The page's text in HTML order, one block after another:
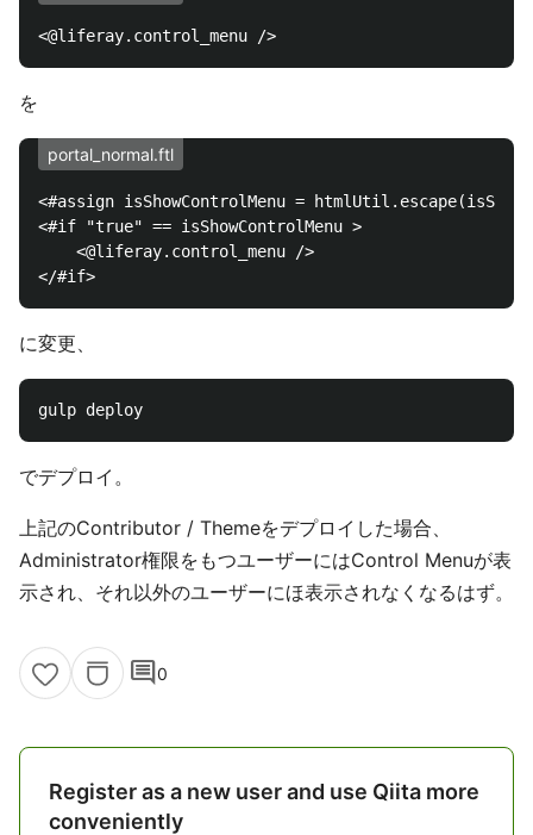
を
portal_normal.ftl
<#assign isShowControlMenu =
<#if "true" == isShowControlMenu >
に変更、
でデプロイ。
上記のContributor / Themeをデプロイした場合、
Administrator権限をもつユーザーにはControl Menuが表
示され、それ以外のユーザーにほ表示されなくなるはず。
comment0
Register as a new user and use Qiita more
conveniently